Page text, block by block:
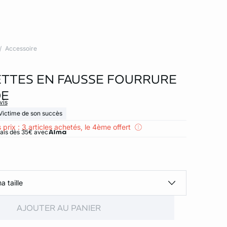
Accessoire
EN FAUSSE FOURRURE
prix : 3 articles achetés, le 4ème offert
de son succès
dès 35€ avec
taille
AJOUTER AU PANIER